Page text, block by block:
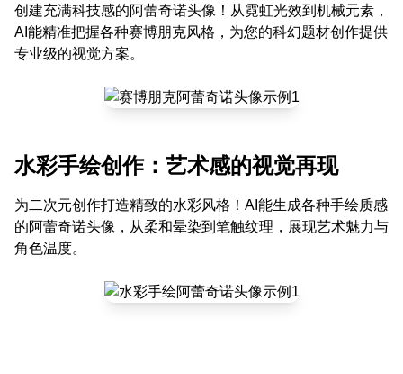
创建充满科技感的阿蕾奇诺头像！从霓虹光效到机械元素，
AI能精准把握各种赛博朋克风格，为您的科幻题材创作提供
专业级的视觉方案。
水彩手绘创作：艺术感的视觉再现
为二次元创作打造精致的水彩风格！AI能生成各种手绘质感
的阿蕾奇诺头像，从柔和晕染到笔触纹理，展现艺术魅力与
角色温度。